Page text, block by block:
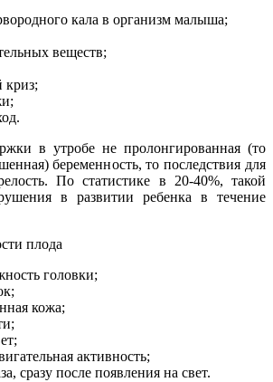
кала в организм малыша;
веществ;
криз;
в утробе не пролонгированная (то
беременность, то последствия для
По статистике в 20-40%, такой
в развитии ребенка в течение
плода
головки;
кожа;
активность;
сразу после появления на свет.